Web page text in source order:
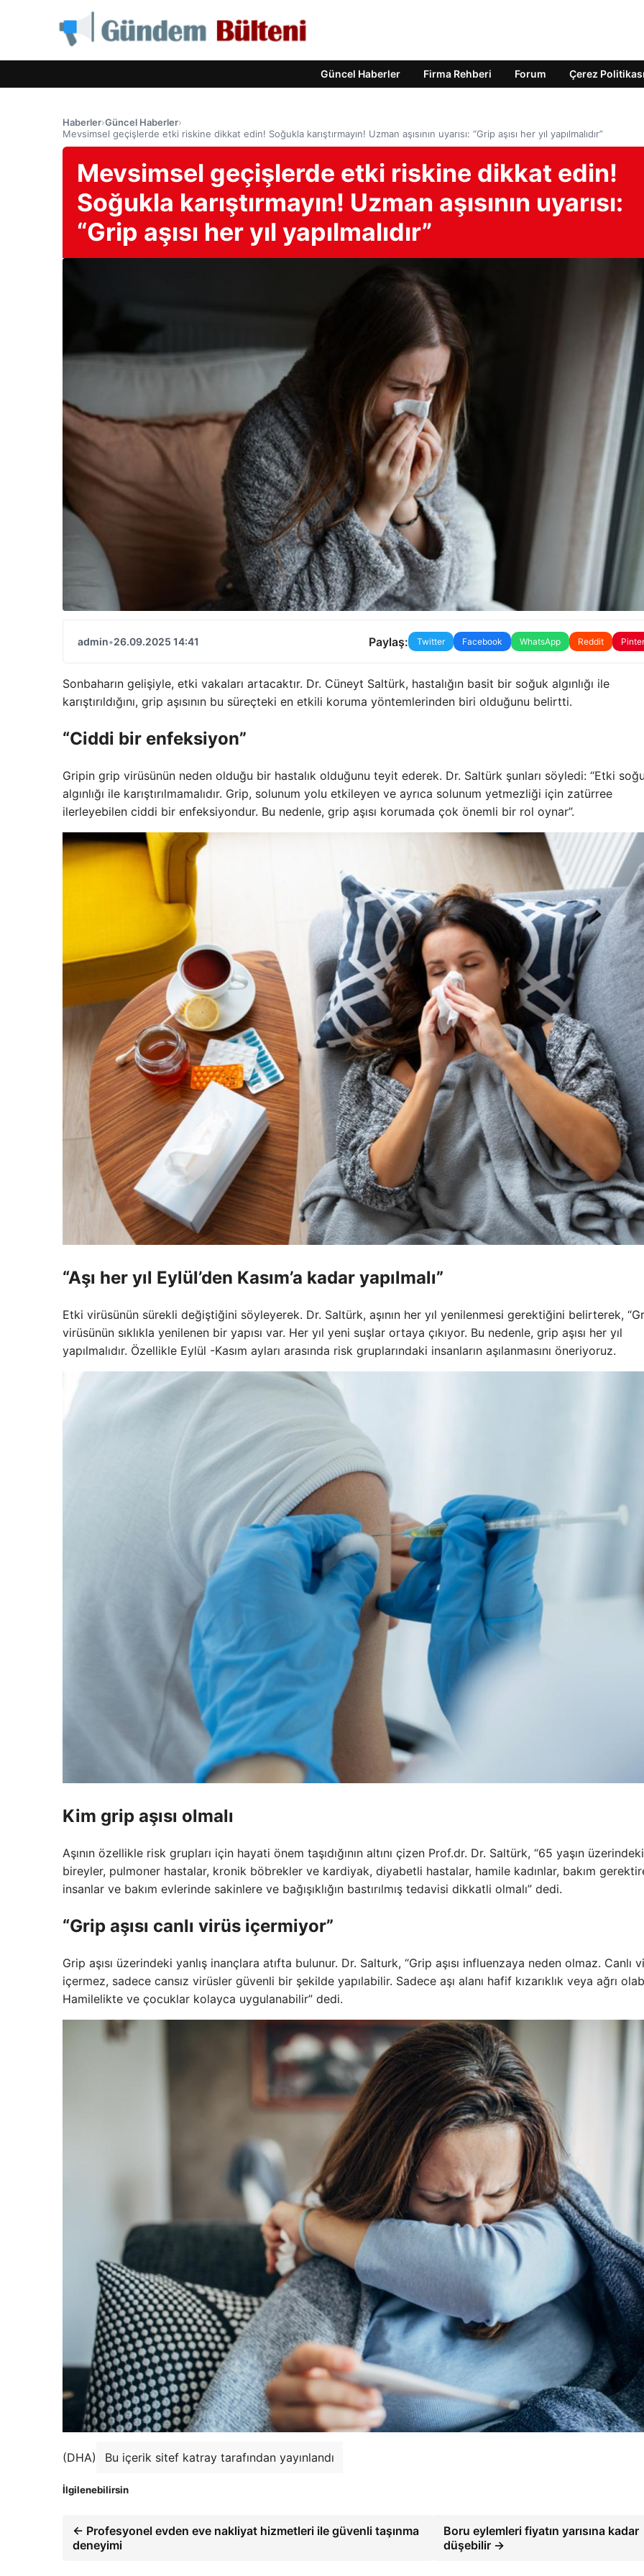
Güncel Haberler Firma Rehberi Forum Çerez
Haberler›Güncel Haberler›
Mevsimsel geçişlerde etki riskine dikkat edin! Soğukla ​​karıştırmayın! Uzman aşısının uyarısı: “Grip aşısı her yıl yapılmalıdır”
Mevsimsel geçişlerde etki riskine dikkat edin!
Soğukla ​​karıştırmayın! Uzman aşısının uyarısı:
“Grip aşısı her yıl yapılmalıdır”
admin•26.09.2025 14:41 Paylaş: Twitter Facebook WhatsApp Reddit
Sonbaharın gelişiyle, etki vakaları artacaktır. Dr. Cüneyt Saltürk, hastalığın basit bir soğuk algınlığı ile
karıştırıldığını, grip aşısının bu süreçteki en etkili koruma yöntemlerinden biri olduğunu belirtti.
“Ciddi bir enfeksiyon”
Gripin grip virüsünün neden olduğu bir hastalık olduğunu teyit ederek. Dr. Saltürk şunları söyledi: “Etki
algınlığı ile karıştırılmamalıdır. Grip, solunum yolu etkileyen ve ayrıca solunum yetmezliği için zatürree
ilerleyebilen ciddi bir enfeksiyondur. Bu nedenle, grip aşısı korumada çok önemli bir rol oynar”.
“Aşı her yıl Eylül’den Kasım’a kadar yapılmalı”
Etki virüsünün sürekli değiştiğini söyleyerek. Dr. Saltürk, aşının her yıl yenilenmesi gerektiğini belirterek,
virüsünün sıklıkla yenilenen bir yapısı var. Her yıl yeni suşlar ortaya çıkıyor. Bu nedenle, grip aşısı her yıl
yapılmalıdır. Özellikle Eylül -Kasım ayları arasında risk gruplarındaki insanların aşılanmasını öneriyoruz.
Kim grip aşısı olmalı
Aşının özellikle risk grupları için hayati önem taşıdığının altını çizen Prof.dr. Dr. Saltürk, “65 yaşın üzerindeki
bireyler, pulmoner hastalar, kronik böbrekler ve kardiyak, diyabetli hastalar, hamile kadınlar, bakım
insanlar ve bakım evlerinde sakinlere ve bağışıklığın bastırılmış tedavisi dikkatli olmalı” dedi.
“Grip aşısı canlı virüs içermiyor”
Grip aşısı üzerindeki yanlış inançlara atıfta bulunur. Dr. Salturk, “Grip aşısı influenzaya neden olmaz. Canlı
içermez, sadece cansız virüsler güvenli bir şekilde yapılabilir. Sadece aşı alanı hafif kızarıklık veya ağrı
Hamilelikte ve çocuklar kolayca uygulanabilir” dedi.
(DHA) Bu içerik sitef katray tarafından yayınlandı
İlgilenebilirsin
← Profesyonel evden eve nakliyat hizmetleri ile güvenli taşınma
deneyimi
Boru eylemleri fiyatın yarısına kadar
düşebilir →